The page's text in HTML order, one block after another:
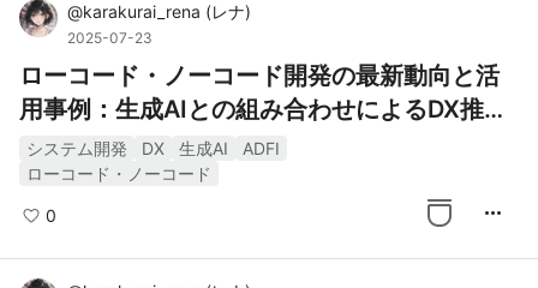
@karakurai_rena (レナ)
2025-07-23
ローコード・ノーコード開発の最新動向と活
用事例：生成AIとの組み合わせによるDX推進
の加速
システム開発 DX 生成AI
ADFI
ローコード・ノーコード
0 more_horiz